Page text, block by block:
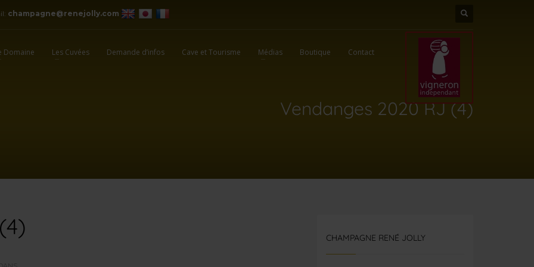
champagne@renejolly.com
Domaine Les Cuvées Demande d’infos Cave et Tourisme Médias Boutique Contact
Vendanges 2020 RJ (4)
CHAMPAGNE RENÉ JOLLY